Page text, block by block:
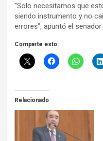
“Solo necesitamos que
siendo instrumento y no
errores”, apuntó el
Comparte esto:
Relacionado